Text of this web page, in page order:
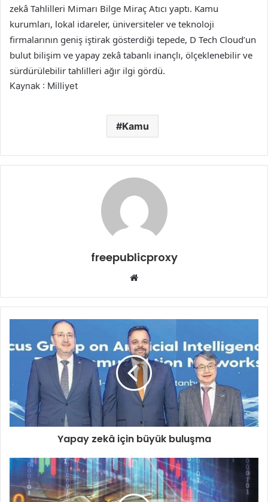
zekâ Tahlilleri Mimarı Bilge Miraç Atıcı yaptı. Kamu
kurumları, lokal idareler, üniversiteler ve teknoloji
firmalarının geniş iştirak gösterdiği tepede, D Tech Cloud’un
bulut bilişim ve yapay zekâ tabanlı inançlı, ölçeklenebilir ve
sürdürülebilir tahlilleri ağır ilgi gördü.
Kaynak : Milliyet
Kamu
freepublicproxy
Web
Yapay zekâ için büyük buluşma